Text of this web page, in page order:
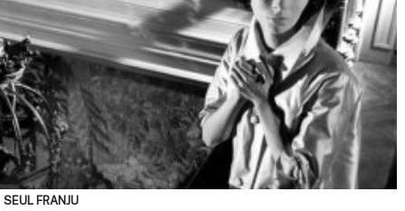
SEUL FRANJU